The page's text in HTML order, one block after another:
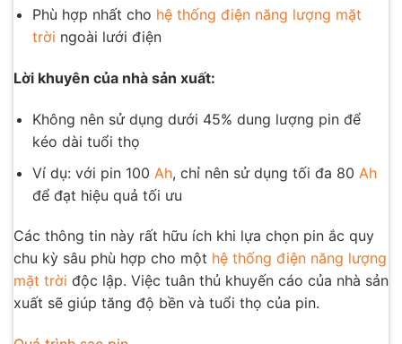
Phù hợp nhất cho hệ thống điện năng lượng mặt
trời ngoài lưới điện
Lời khuyên của nhà sản xuất:
Không nên sử dụng dưới 45% dung lượng pin để
kéo dài tuổi thọ
Ví dụ: với pin 100 Ah, chỉ nên sử dụng tối đa 80 Ah
để đạt hiệu quả tối ưu
Các thông tin này rất hữu ích khi lựa chọn pin ắc quy
chu kỳ sâu phù hợp cho một hệ thống điện năng lượng
mặt trời độc lập. Việc tuân thủ khuyến cáo của nhà sản
xuất sẽ giúp tăng độ bền và tuổi thọ của pin.